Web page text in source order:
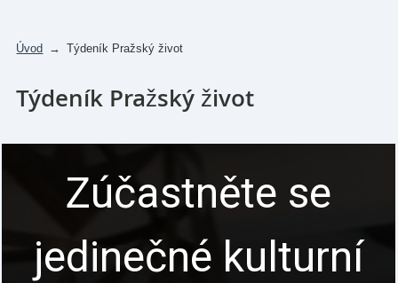
Úvod → Týdeník Pražský život
Týdeník Pražský život
Zúčastněte se
jedinečné kulturní